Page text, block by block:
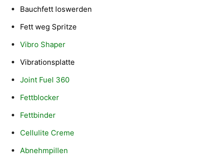
Bauchfett loswerden
Fett weg Spritze
Vibro Shaper
Vibrationsplatte
Joint Fuel 360
Fettblocker
Fettbinder
Cellulite Creme
Abnehmpillen